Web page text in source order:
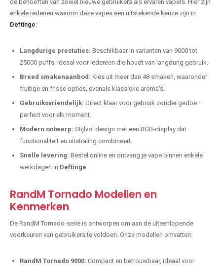
de behoeften van zowel nieuwe gebruikers als ervaren vapers. Hier zijn
enkele redenen waarom deze vapes een uitstekende keuze zijn in
Deftinge:
Langdurige prestaties: Beschikbaar in varianten van 9000 tot
25000 puffs, ideaal voor iedereen die houdt van langdurig gebruik.
Breed smakenaanbod: Kies uit meer dan 48 smaken, waaronder
fruitige en frisse opties, evenals klassieke aroma's.
Gebruiksvriendelijk: Direct klaar voor gebruik zonder gedoe –
perfect voor elk moment.
Modern ontwerp: Stijlvol design met een RGB-display dat
functionaliteit en uitstraling combineert.
Snelle levering: Bestel online en ontvang je vape binnen enkele
werkdagen in Deftinge
RandM Tornado Modellen en
Kenmerken
De RandM Tornado-serie is ontworpen om aan de uiteenlopende
voorkeuren van gebruikers te voldoen. Onze modellen omvatten:
RandM Tornado 9000: Compact en betrouwbaar, ideaal voor